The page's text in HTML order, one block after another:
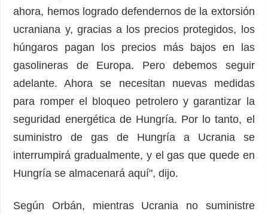
ahora, hemos logrado defendernos de la extorsión
ucraniana y, gracias a los precios protegidos, los
húngaros pagan los precios más bajos en las
gasolineras de Europa. Pero debemos seguir
adelante. Ahora se necesitan nuevas medidas
para romper el bloqueo petrolero y garantizar la
seguridad energética de Hungría. Por lo tanto, el
suministro de gas de Hungría a Ucrania se
interrumpirá gradualmente, y el gas que quede en
Hungría se almacenará aquí", dijo.
Según Orbán, mientras Ucrania no suministre